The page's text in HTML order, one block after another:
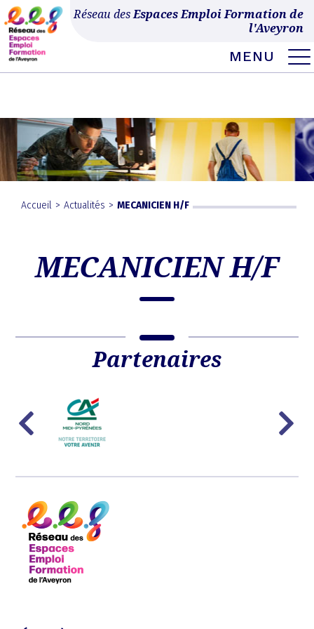
Ce site utilise Google Analytics. En continuant à naviguer, vous nous autorisez à
déposer un cookie à des fins de mesure d'audience.En savoir plus ou
Skip
to
content
Réseau desEspaces Emploi Formation de
l'Aveyron
MENU
MENU
EXPAND
Accueil > Actualités > MECANICIEN H/F
MECANICIEN H/F
Partenaires